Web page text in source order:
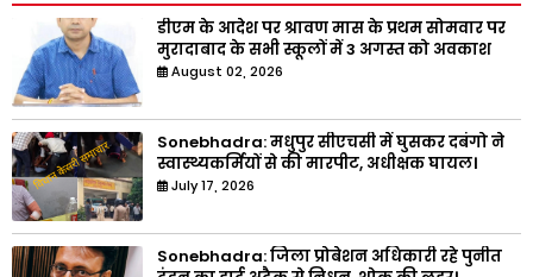
डीएम के आदेश पर श्रावण मास के प्रथम सोमवार पर
मुरादाबाद के सभी स्कूलों में 3 अगस्त को अवकाश
August 02, 2026
Sonebhadra: मधुपुर सीएचसी में घुसकर दबंगो ने
स्वास्थ्यकर्मियों से की मारपीट, अधीक्षक घायल।
July 17, 2026
Sonebhadra: जिला प्रोबेशन अधिकारी रहे पुनीत